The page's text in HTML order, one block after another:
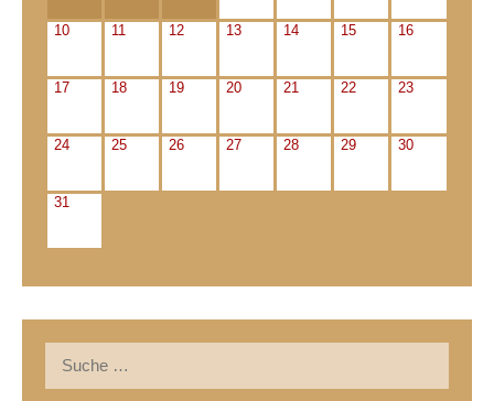
10 11 12 13 14 15 16
17 18 19 20 21 22 23
24 25 26 27 28 29 30
31
nach: